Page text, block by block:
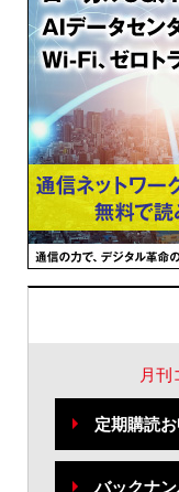
月
定期購読
バックナ